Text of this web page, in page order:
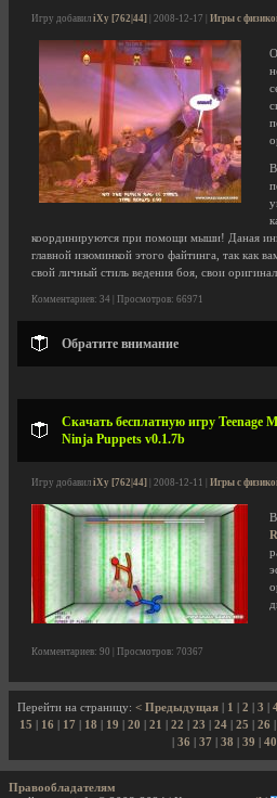
Игру добавил iXy [762|44] | 2008-12-17 | Игры с
В
координируются при помощи мыши! Даная
главной изюминкой этого файтинга, так как
свой личный стиль ведения боя, свои
Комментариев: 34 | Просмотров: 66971
Обратите внимание
Скачать бесплатную игру Teenage
Ninja Puppets v0.1.7b
Игру добавил iXy [762|44] | 2008-12-11 | Игры с
Комментариев: 90 | Просмотров: 70367
Перейти на страницу: < Предыдущая 1 2 3
15
16 17 18 19 20 21 22 23 24 25 26
36 37 38 39 40
Правообладателям